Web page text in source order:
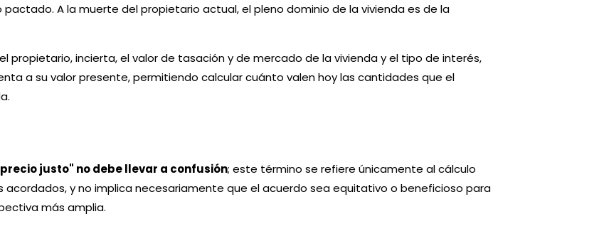
A la muerte del propietario actual, el pleno dominio de la vivienda es de la
propietario, incierta, el valor de tasación y de mercado de la vivienda y el tipo de interés,
a su valor presente, permitiendo calcular cuánto valen hoy las cantidades que el
justo" no debe llevar a confusión; este término se refiere únicamente al cálculo
y no implica necesariamente que el acuerdo sea equitativo o beneficioso para
más amplia.